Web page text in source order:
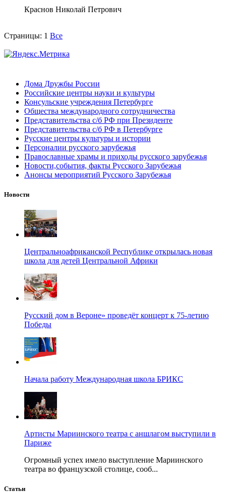
Краснов Николай Петрович
Страницы: 1 Все
Дома Дружбы России
Российские центры науки и культуры
Консульские учреждения Петербурге
Общества международного сотрудничества
Представительства с/б РФ при Президенте
Представительства с/б РФ в Петербурге
Русские центры культуры и истории
Персоналии русского зарубежья
Православные храмы и приходы русского зарубежья
Новости,события, факты Русского Зарубежья
Анонсы мероприятий Русского Зарубежья
Новости
Центральноафриканской Республике открылась новая
школа для детей Центральной Африки
Русский дом в Вероне» проведёт концерт к 75-летию
Победы
Начала работу Международная школа БРИКС
Артисты Мариинского театра с аншлагом выступили в
Париже
Огромный успех имело выступление Мариинского
театра во французской столице, сооб...
Статьи